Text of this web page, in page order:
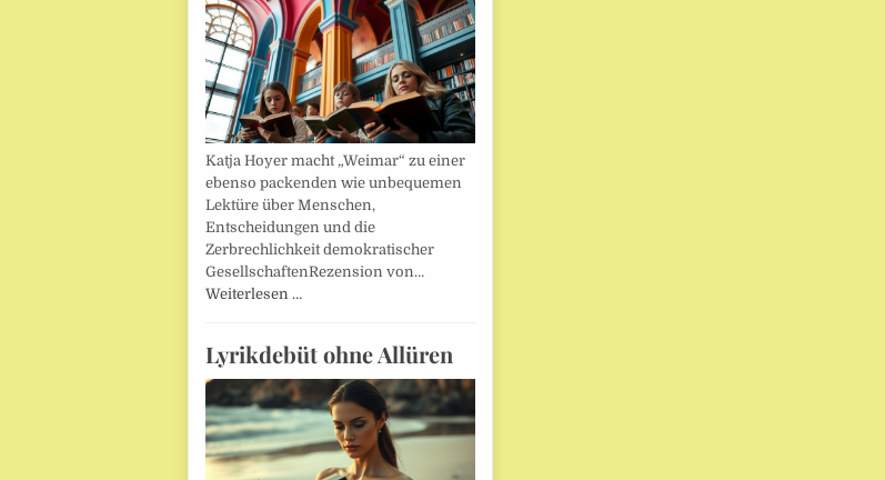
Katja Hoyer macht „Weimar“ zu einer
ebenso packenden wie unbequemen
Lektüre über Menschen,
Entscheidungen und die
Zerbrechlichkeit demokratischer
GesellschaftenRezension von…
Weiterlesen …
Lyrikdebüt ohne Allüren